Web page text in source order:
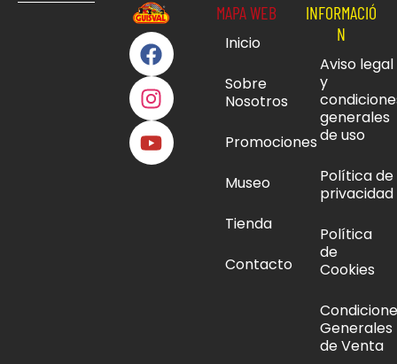
MAPA WEB
Inicio
Sobre
Nosotros
Promociones
Museo
Tienda
Contacto
INFORMACIÓ
N
Aviso legal
y
generales
de uso
Política de
privacidad
Política
de
Cookies
Generales
de Venta